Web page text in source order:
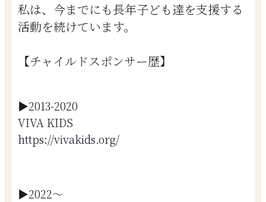
私は、今までにも長年子ども達を支援する
活動を続けています。
【チャイルドスポンサー歴】
▶︎2013-2020
VIVA KIDS
https://vivakids.org/
▶︎2022～